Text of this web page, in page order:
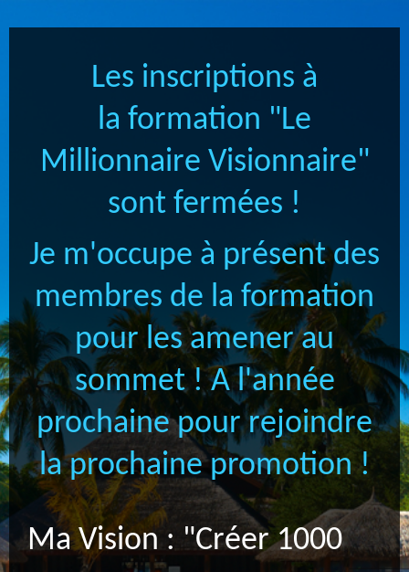
Les inscriptions à
la formation "Le
Millionnaire Visionnaire"
sont fermées !
Je m'occupe à présent des
membres de la formation
pour les amener au
sommet ! A l'année
prochaine pour rejoindre
la prochaine promotion !
Ma Vision : "Créer 1000